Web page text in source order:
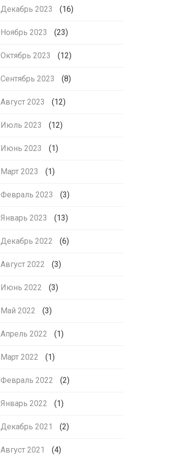
Декабрь 2023 (16)
Ноябрь 2023 (23)
Октябрь 2023 (12)
Сентябрь 2023 (8)
Август 2023 (12)
Июль 2023 (12)
Июнь 2023 (1)
Март 2023 (1)
Февраль 2023 (3)
Январь 2023 (13)
Декабрь 2022 (6)
Август 2022 (3)
Июнь 2022 (3)
Май 2022 (3)
Апрель 2022 (1)
Март 2022 (1)
Февраль 2022 (2)
Январь 2022 (1)
Декабрь 2021 (2)
Август 2021 (4)